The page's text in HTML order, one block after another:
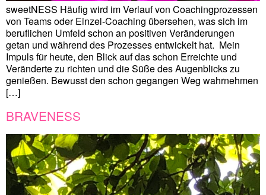
sweetNESS Häufig wird im Verlauf von Coachingprozessen
von Teams oder Einzel-Coaching übersehen, was sich im
beruflichen Umfeld schon an positiven Veränderungen
getan und während des Prozesses entwickelt hat. Mein
Impuls für heute, den Blick auf das schon Erreichte und
Veränderte zu richten und die Süße des Augenblicks zu
genießen. Bewusst den schon gegangen Weg wahrnehmen
[…]
BRAVENESS